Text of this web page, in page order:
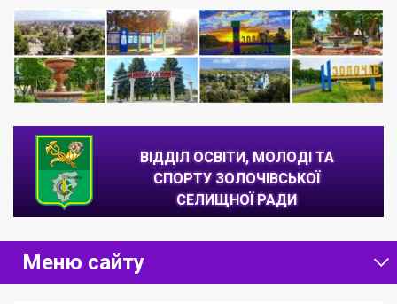
ВІДДІЛ ОСВІТИ, МОЛОДІ ТА
СПОРТУ ЗОЛОЧІВСЬКОЇ
СЕЛИЩНОЇ РАДИ
Головна/ОПТИМІЗАЦІЯ МЕРЕЖІ ЗО/ОБГОВОРЕННЯ
Меню сайту